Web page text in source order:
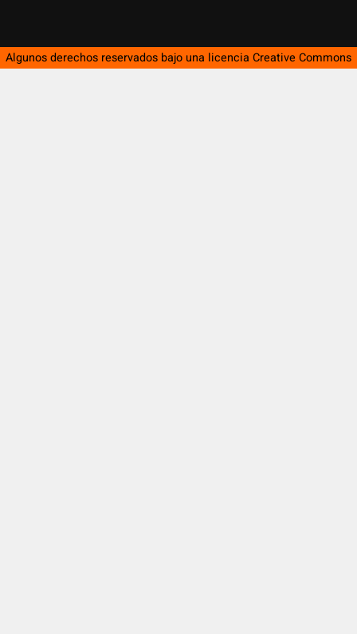
Algunos derechos reservados bajo una licencia Creative Commons